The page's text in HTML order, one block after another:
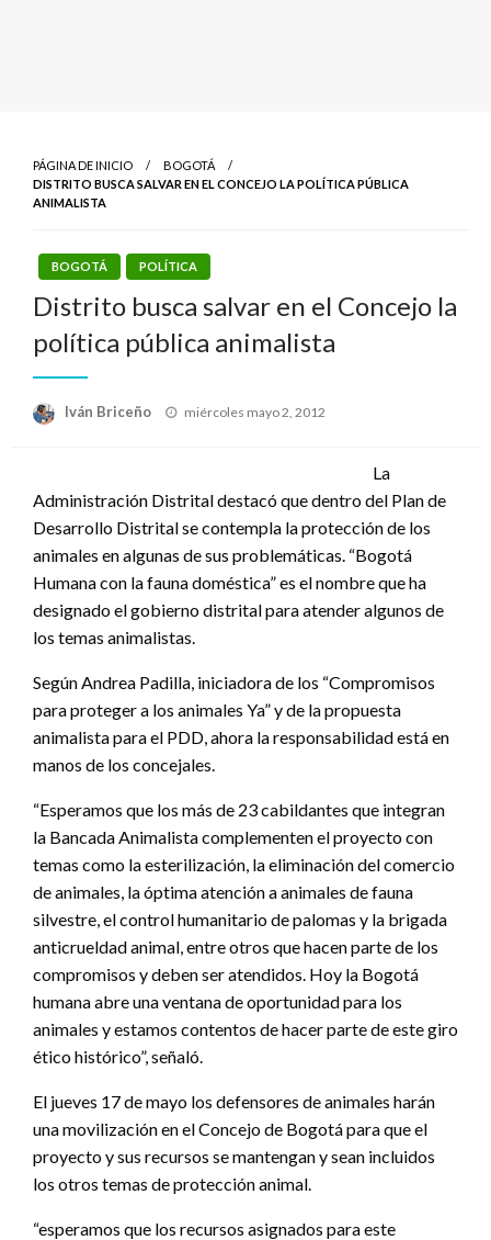
PÁGINA DE INICIO
BOGOTÁ
DISTRITO BUSCA SALVAR EN EL CONCEJO LA POLÍTICA PÚBLICA
ANIMALISTA
BOGOTÁ POLÍTICA
Distrito busca salvar en el Concejo la
política pública animalista
Iván Briceño
Publicado
miércoles mayo 2, 2012
La
Administración Distrital destacó que dentro del Plan de
Desarrollo Distrital se contempla la protección de los
animales en algunas de sus problemáticas. “Bogotá
Humana con la fauna doméstica” es el nombre que ha
designado el gobierno distrital para atender algunos de
los temas animalistas.
Según Andrea Padilla, iniciadora de los “Compromisos
para proteger a los animales Ya” y de la propuesta
animalista para el PDD, ahora la responsabilidad está en
manos de los concejales.
“Esperamos que los más de 23 cabildantes que integran
la Bancada Animalista complementen el proyecto con
temas como la esterilización, la eliminación del comercio
de animales, la óptima atención a animales de fauna
silvestre, el control humanitario de palomas y la brigada
anticrueldad animal, entre otros que hacen parte de los
compromisos y deben ser atendidos. Hoy la Bogotá
humana abre una ventana de oportunidad para los
animales y estamos contentos de hacer parte de este giro
ético histórico”, señaló.
El jueves 17 de mayo los defensores de animales harán
una movilización en el Concejo de Bogotá para que el
proyecto y sus recursos se mantengan y sean incluidos
los otros temas de protección animal.
“esperamos que los recursos asignados para este